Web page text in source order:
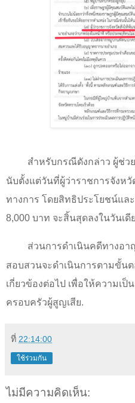
สำหรับกรณีดังกล่าว ผู้ช่ว
นับตั้งแต่วันที่ผู้ว่าราชการจังหวั
ทางการ โดยสิทธิประโยชน์แล
8,000 บาท จะสิ้นสุดลงในวันเดี
ส่วนการดำเนินคดีทางอ
สอบสวนจะดำเนินการตามขั้น
เกี่ยวข้องต่อไป เพื่อให้ความเป็
ครอบครัวผู้สูญเสีย.
ที่ 22:14:00
ใช้ร่วมกัน
ไม่มีความคิดเห็น: